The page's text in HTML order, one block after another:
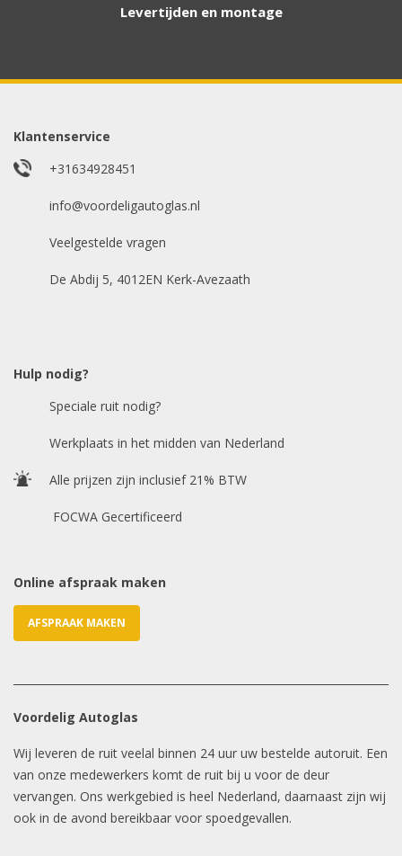
Wilt u snel antwoord? Stuur ons een
Bouwjaar *
Chasis / VIN nummer
E-mailadres *
Levertijden en montage
Klantenservice
+31634928451
info@voordeligautoglas.nl
Veelgestelde vragen
De Abdij 5, 4012EN Kerk-Avezaath
Hulp nodig?
Speciale ruit nodig?
Werkplaats in het midden van Nederland
Alle prijzen zijn inclusief 21% BTW
FOCWA Gecertificeerd
Online afspraak maken
AFSPRAAK MAKEN
Voordelig Autoglas
Wij leveren de ruit veelal binnen 24 uur uw bestelde autoruit. Een
van onze medewerkers komt de ruit bij u voor de deur
vervangen. Ons werkgebied is heel Nederland, daarnaast zijn wij
ook in de avond bereikbaar voor spoedgevallen.